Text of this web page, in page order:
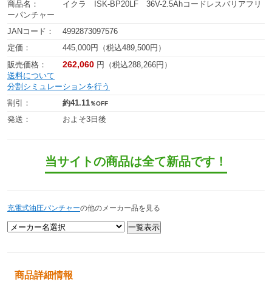
商品名：
イクラ ISK-BP20LF 36V-2.5Ahコードレスバリアフリ
ーパンチャー
JANコード：
4992873097576
定価：
445,000円（税込489,500円）
販売価格：
262,060 円（税込288,266円）
送料について
分割シミュレーションを行う
割引：
約41.11％OFF
発送： およそ3日後
当サイトの商品は全て新品です！
充電式油圧パンチャーの他のメーカー品を見る
商品詳細情報